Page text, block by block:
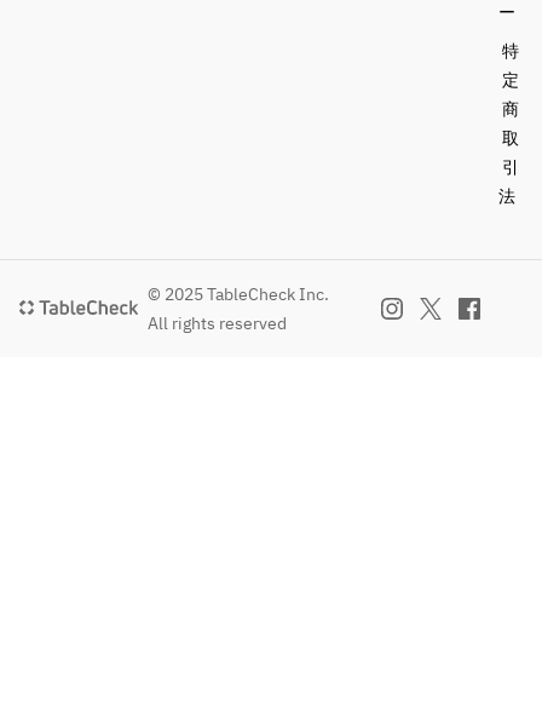
ー
特
定
商
取
引
法
© 2025 TableCheck Inc.
All rights reserved